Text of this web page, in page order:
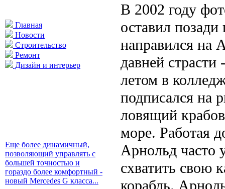
Главная
Новости
Строительство
Ремонт
Дизайн и интерьер
Еще более динамичный,
позволяющий управлять с
большей точностью и
гораздо более комфортный -
новый Mercedes G класса...
В 2002 году
оставил
направился на
давней
летом в
подписался на
ловящий
море. Работая
Арнольд часто
схватить свою
корабль.